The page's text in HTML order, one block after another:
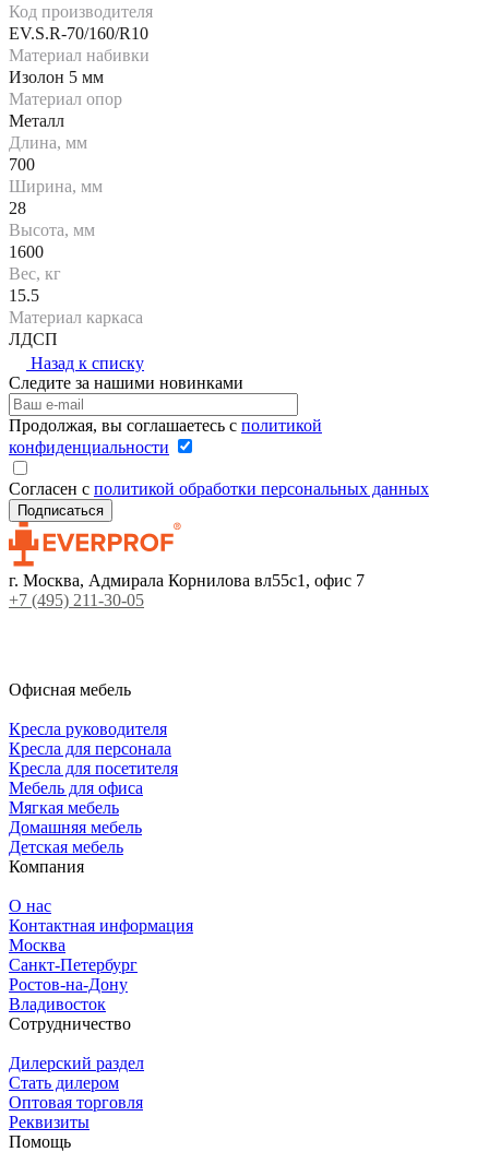
Код производителя
EV.S.R-70/160/R10
Материал набивки
Изолон 5 мм
Материал опор
Металл
Длина, мм
700
Ширина, мм
28
Высота, мм
1600
Вес, кг
15.5
Материал каркаса
ЛДСП
Назад к списку
Следите за нашими новинками
Продолжая, вы соглашаетесь с политикой
конфиденциальности
Согласен с политикой обработки персональных данных
г. Москва, Адмирала Корнилова вл55с1, офис 7
+7 (495) 211-30-05
Офисная мебель
Кресла руководителя
Кресла для персонала
Кресла для посетителя
Мебель для офиса
Мягкая мебель
Домашняя мебель
Детская мебель
Компания
О нас
Контактная информация
Москва
Санкт-Петербург
Ростов-на-Дону
Владивосток
Сотрудничество
Дилерский раздел
Стать дилером
Оптовая торговля
Реквизиты
Помощь